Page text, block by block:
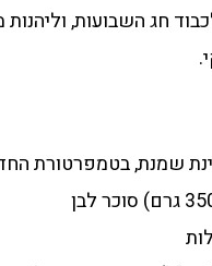
חג השבועות,